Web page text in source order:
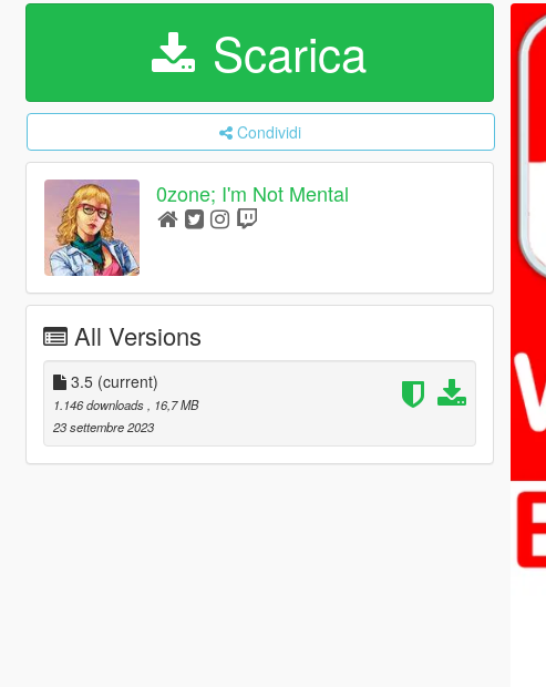
Scarica
Condividi
0zone; I'm Not Mental
All Versions
3.5 (current)
1.146 downloads
, 16,7 MB
23 settembre 2023